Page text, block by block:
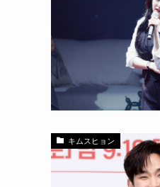
キムスヒョン